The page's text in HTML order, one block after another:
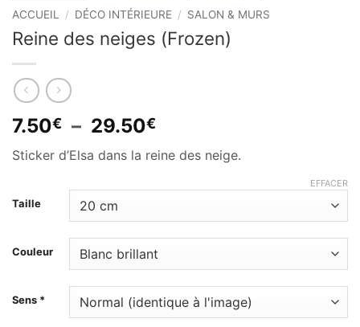
ACCUEIL / DÉCO INTÉRIEURE / SALON & MURS
Reine des neiges (Frozen)
7.50€ – 29.50€Plage
prix :
29.50€
Sticker d’Elsa dans la reine des neige.
Taille
Couleur
Sens *
EFFACER